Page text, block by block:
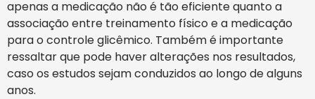
apenas a medicação não é tão eficiente quanto a
associação entre treinamento físico e a medicação
para o controle glicêmico. Também é importante
ressaltar que pode haver alterações nos resultados,
caso os estudos sejam conduzidos ao longo de alguns
anos.